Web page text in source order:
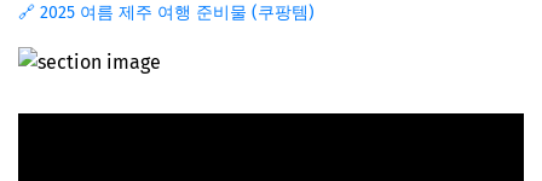
🔗 2025 여름 제주 여행 준비물 (쿠팡템)